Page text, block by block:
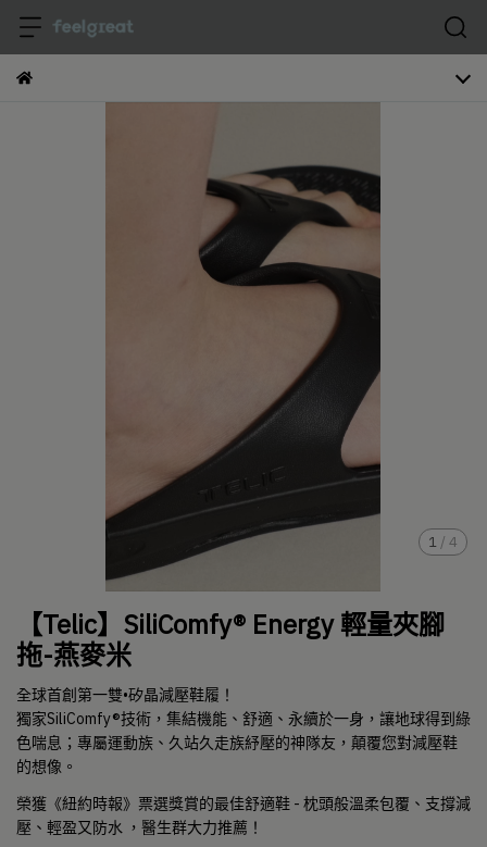
1 / 4
【Telic】SiliComfy® Energy 輕量夾腳
拖-燕麥米
全球首創第一雙•矽晶減壓鞋履！
獨家SiliComfy®技術，集結機能、舒適、永續於一身，讓地球得到綠
色喘息；專屬運動族、久站久走族紓壓的神隊友，顛覆您對減壓鞋
的想像。
榮獲《紐約時報》票選獎賞的最佳舒適鞋 - 枕頭般溫柔包覆、支撐減
壓、輕盈又防水 ，醫生群大力推薦！